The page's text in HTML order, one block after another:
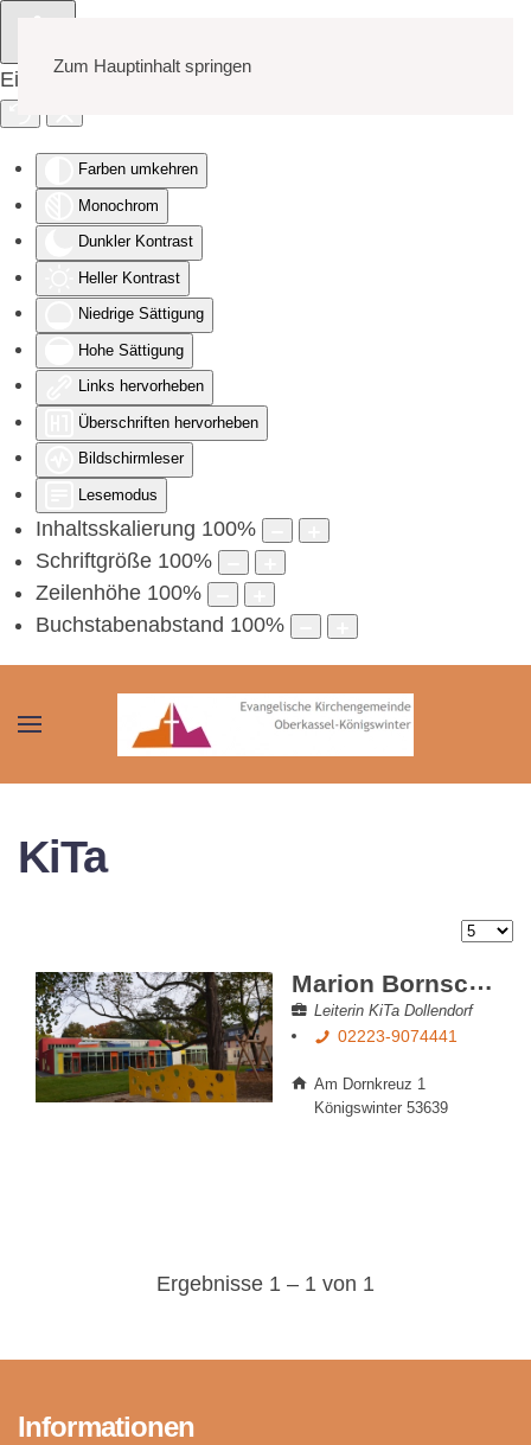
Eingabehilfen öffnen
Farben umkehren
Monochrom
Dunkler Kontrast
Heller Kontrast
Niedrige Sättigung
Hohe Sättigung
Links hervorheben
Überschriften hervorheben
Bildschirmleser
Lesemodus
Inhaltsskalierung 100%
Schriftgröße 100%
Zeilenhöhe 100%
Buchstabenabstand 100%
Zum Hauptinhalt springen
KiTa
Marion Bornscheid
Leiterin KiTa Dollendorf
02223-9074441
Am Dornkreuz 1
Königswinter 53639
Ergebnisse 1 – 1 von 1
Informationen